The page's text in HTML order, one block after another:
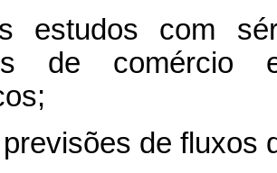
estudos com
de comércio
de fluxos